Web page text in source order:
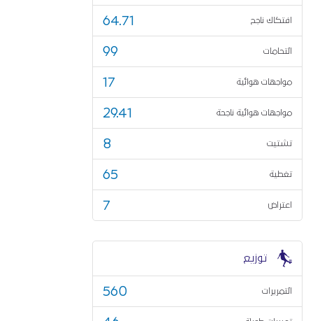
افتكاك ناجح 64.71
التحامات 99
مواجهات هوائية 17
مواجهات هوائية ناجحة 29.41
تشتيت 8
تغطية 65
اعتراض 7
توزيع
التمريرات 560